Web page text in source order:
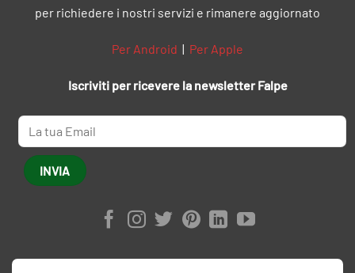
per richiedere i nostri servizi e rimanere aggiornato
Per Android | Per Apple
Iscriviti per ricevere la newsletter Falpe